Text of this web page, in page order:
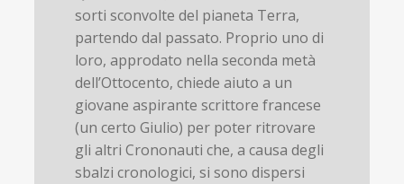
sorti sconvolte del pianeta Terra,
partendo dal passato. Proprio uno di
loro, approdato nella seconda metà
dell’Ottocento, chiede aiuto a un
giovane aspirante scrittore francese
(un certo Giulio) per poter ritrovare
gli altri Crononauti che, a causa degli
sbalzi cronologici, si sono dispersi